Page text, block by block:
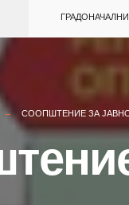
СООПШТЕНИЕ ЗА